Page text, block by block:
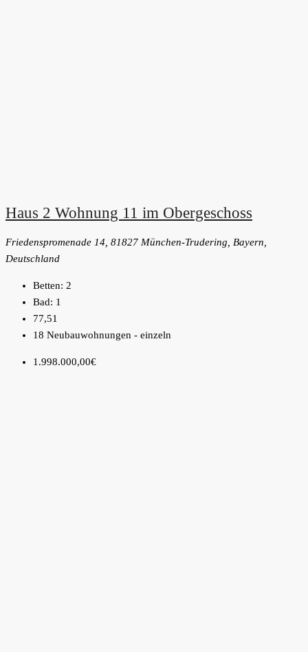
Haus 2 Wohnung 11 im Obergeschoss
Friedenspromenade 14, 81827 München-Trudering, Bayern,
Deutschland
Betten: 2
Bad: 1
77,51
18 Neubauwohnungen - einzeln
1.998.000,00€